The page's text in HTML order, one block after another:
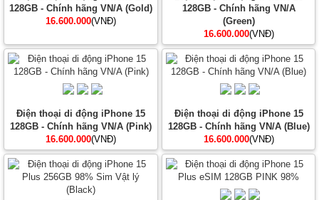
128GB - Chính hãng VN/A (Gold)
16.600.000(VNĐ)
128GB - Chính hãng VN/A
(Green)
16.600.000(VNĐ)
Điện thoại di động iPhone 15
128GB - Chính hãng VN/A (Pink)
16.600.000(VNĐ)
Điện thoại di động iPhone 15
128GB - Chính hãng VN/A (Blue)
16.600.000(VNĐ)